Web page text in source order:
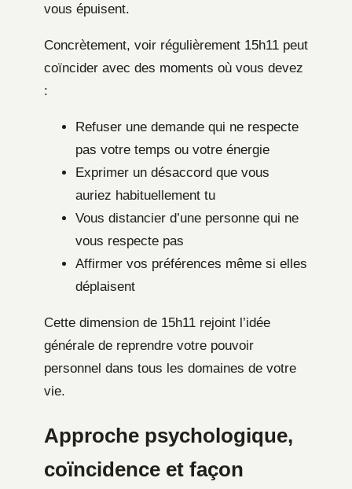
vous épuisent.
Concrètement, voir régulièrement 15h11 peut
coïncider avec des moments où vous devez
:
Refuser une demande qui ne respecte
pas votre temps ou votre énergie
Exprimer un désaccord que vous
auriez habituellement tu
Vous distancier d’une personne qui ne
vous respecte pas
Affirmer vos préférences même si elles
déplaisent
Cette dimension de 15h11 rejoint l’idée
générale de reprendre votre pouvoir
personnel dans tous les domaines de votre
vie.
Approche psychologique,
coïncidence et façon